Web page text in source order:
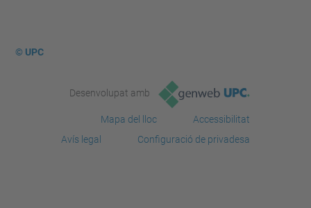
© UPC
Desenvolupat amb
Mapa del lloc
Accessibilitat
Avís legal
Configuració de privadesa